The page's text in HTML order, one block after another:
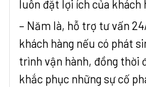
luôn đặt lợi ích của khách
– Năm là, hỗ trợ tư vấn
khách hàng nếu có phát
trình vận hành, đồng thời
khắc phục những sự cố